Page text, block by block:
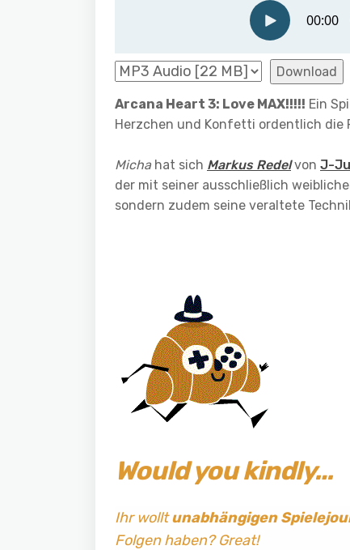
Download
Arcana Heart 3: Love MAX!!!!! Ein
Herzchen und Konfetti ordentlich die
Michahat sich Markus Redelvon J-
der mit seiner ausschließlich
sondern zudem seine veraltete
Would you kindly…
Ihr wolltunabhängigen
Folgen haben? Great!